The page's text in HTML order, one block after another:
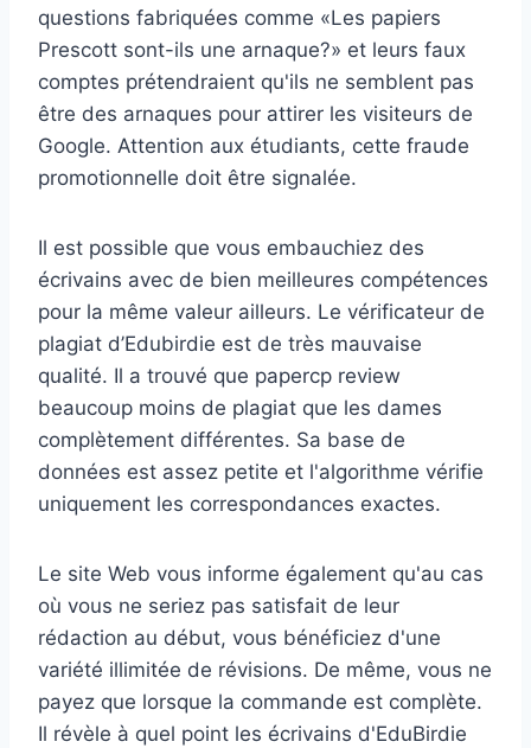
questions fabriquées comme «Les papiers
Prescott sont-ils une arnaque?» et leurs faux
comptes prétendraient qu'ils ne semblent pas
être des arnaques pour attirer les visiteurs de
Google. Attention aux étudiants, cette fraude
promotionnelle doit être signalée.
Il est possible que vous embauchiez des
écrivains avec de bien meilleures compétences
pour la même valeur ailleurs. Le vérificateur de
plagiat d’Edubirdie est de très mauvaise
qualité. Il a trouvé que papercp review
beaucoup moins de plagiat que les dames
complètement différentes. Sa base de
données est assez petite et l'algorithme vérifie
uniquement les correspondances exactes.
Le site Web vous informe également qu'au cas
où vous ne seriez pas satisfait de leur
rédaction au début, vous bénéficiez d'une
variété illimitée de révisions. De même, vous ne
payez que lorsque la commande est complète.
Il révèle à quel point les écrivains d'EduBirdie